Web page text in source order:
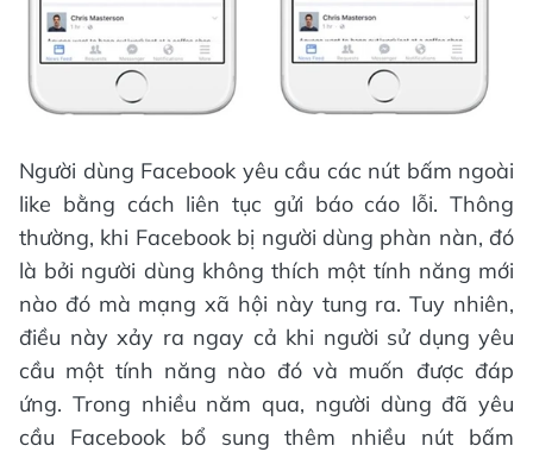
Người dùng Facebook yêu cầu các nút bấm ngoài
like bằng cách liên tục gửi báo cáo lỗi. Thông
thường, khi Facebook bị người dùng phàn nàn, đó
là bởi người dùng không thích một tính năng mới
nào đó mà mạng xã hội này tung ra. Tuy nhiên,
điều này xảy ra ngay cả khi người sử dụng yêu
cầu một tính năng nào đó và muốn được đáp
ứng. Trong nhiều năm qua, người dùng đã yêu
cầu Facebook bổ sung thêm nhiều nút bấm